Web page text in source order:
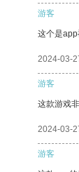
游客
这个是
2024-03-
游客
这款游戏
2024-03-
游客